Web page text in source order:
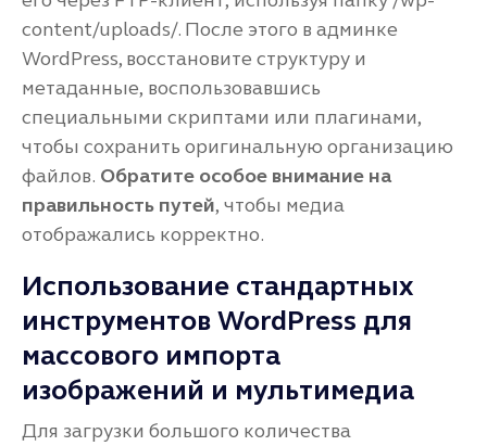
content/uploads/. После этого в админке
WordPress, восстановите структуру и
метаданные, воспользовавшись
специальными скриптами или плагинами,
чтобы сохранить оригинальную организацию
файлов. Обратите особое внимание на
правильность путей, чтобы медиа
отображались корректно.
Использование стандартных
инструментов WordPress для
массового импорта
изображений и мультимедиа
Для загрузки большого количества